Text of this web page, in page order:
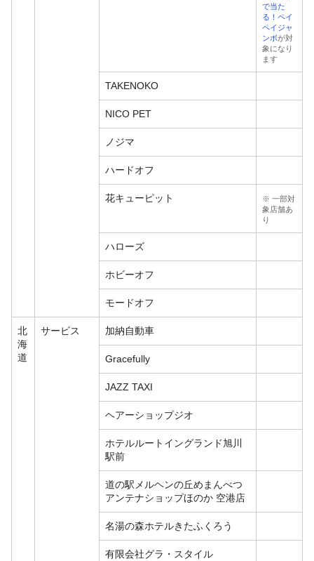
で当た
る！ペイ
ペイジャ
ンボが対
象になり
ます
TAKENOKO
NICO PET
ノジマ
ハードオフ
花キューピット
※ 一部対
象店舗あ
り
ハローズ
ホビーオフ
モードオフ
北
海
道
サービス 加納自動車
Gracefully
JAZZ TAXI
ヘアーショップジオ
ホテルルートイングランド旭川
駅前
道の駅メルヘンの丘めまんべつ
アンテナショップほのか 空港店
名湯の森ホテルきたふくろう
有限会社グラ・スタイル